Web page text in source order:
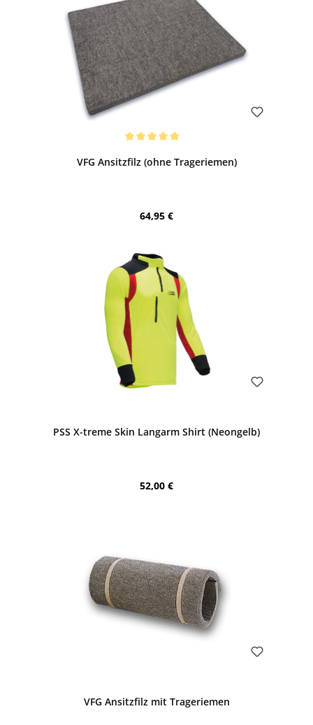
VFG Ansitzfilz (ohne Trageriemen)
Regulärer Preis:
64,95 €
PSS X-treme Skin Langarm Shirt (Neongelb)
Regulärer Preis:
52,00 €
VFG Ansitzfilz mit Trageriemen